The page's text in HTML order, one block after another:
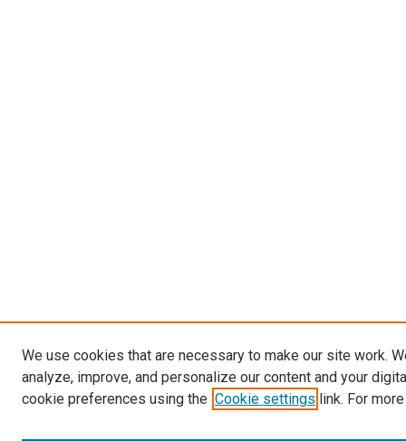
We use cookies that are necessary to make our site work.
analyze, improve, and personalize our content and your
cookie preferences using the Cookie settings link. For